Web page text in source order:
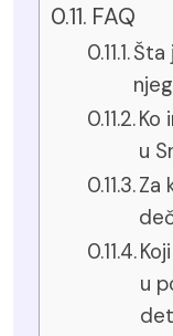
FAQ
Šta
Ko
u
Za
u